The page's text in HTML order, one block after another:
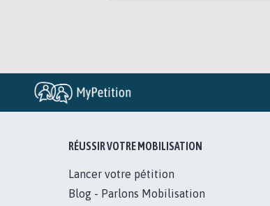
RÉUSSIR VOTRE MOBILISATION
Lancer votre pétition
Blog - Parlons Mobilisation